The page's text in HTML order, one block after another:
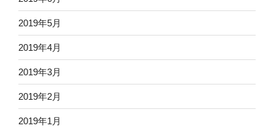
2019年5月
2019年4月
2019年3月
2019年2月
2019年1月